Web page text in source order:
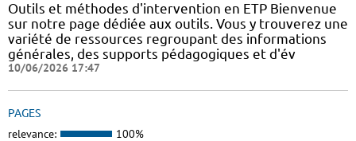
Outils et méthodes d'intervention en ETP Bienvenue
sur notre page dédiée aux outils. Vous y trouverez une
variété de ressources regroupant des informations
générales, des supports pédagogiques et d'év
10/06/2026 17:47
PAGES
relevance: 100%